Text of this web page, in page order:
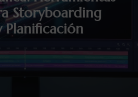
Storyboarding